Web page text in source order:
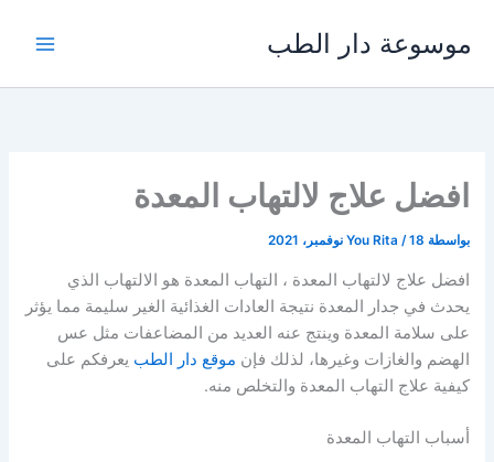
المحتوى
موسوعة دار الطب
افضل علاج لالتهاب المعدة
بواسطة You Rita /18 نوفمبر، 2021
افضل علاج لالتهاب المعدة ، التهاب المعدة هو الالتهاب الذي
يحدث في جدار المعدة نتيجة العادات الغذائية الغير سليمة مما يؤثر
على سلامة المعدة وينتج عنه العديد من المضاعفات مثل عس
الهضم والغازات وغيرها، لذلك فإن موقع دار الطب يعرفكم على
كيفية علاج التهاب المعدة والتخلص منه.
أسباب التهاب المعدة